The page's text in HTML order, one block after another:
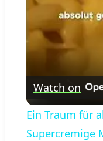
Watch on
Ein Traum für
Supercremige